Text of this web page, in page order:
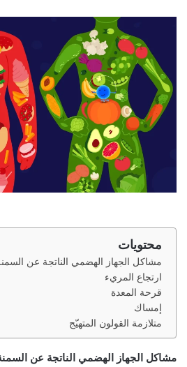
محتويات
مشاكل الجهاز الهضمي الناتجة عن
ارتجاع المريء
قرحة المعدة
إمساك
متلازمة القولون المتهيّج
مشاكل الجهاز الهضمي الناتجة عن